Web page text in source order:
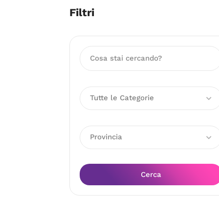
Filtri
Tutte le Categorie
Provincia
Cerca